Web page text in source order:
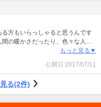
、色々なスパイスが混ざって笑
と思います。これからますます
です。
方もいらっしゃると思うんです
の暖かさだったり、色々な人間
ったです。この時代の背景や小ネ
と思いました。勉強にもなりま
もっと見る▼
公開日:2017/07/11
る(2件)